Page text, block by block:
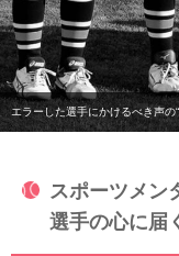
エラーした選手にかけるべき声の
スポーツメン
選手の心に届